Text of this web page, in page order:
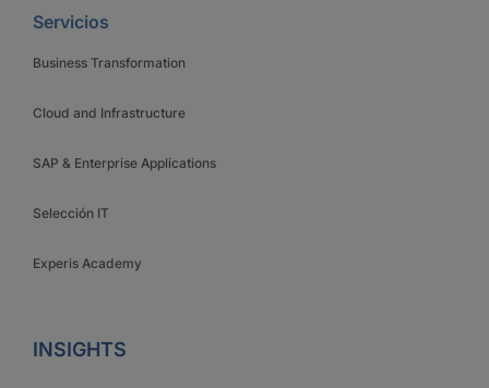
Servicios
Business Transformation
Cloud and Infrastructure
SAP & Enterprise Applications
Selección IT
Experis Academy
INSIGHTS